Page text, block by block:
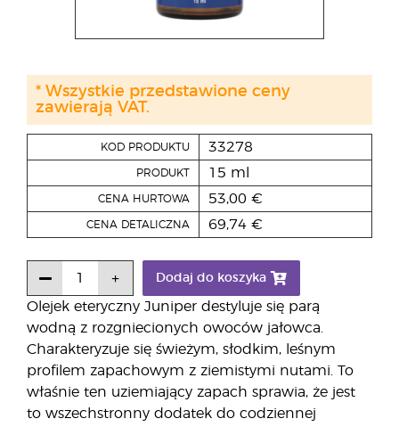
Olejek eteryczny Juniper destyluje się parą
wodną z rozgniecionych owoców jałowca.
Charakteryzuje się świeżym, słodkim, leśnym
profilem zapachowym z ziemistymi nutami. To
właśnie ten uziemiający zapach sprawia, że jest
to wszechstronny dodatek do codziennej
KOD PRODUKTU 33278
PRODUKT 15 ml
CENA HURTOWA 53,00 €
CENA DETALICZNA 69,74 €
Dodaj do koszyka
* Wszystkie przedstawione ceny
zawierają VAT.